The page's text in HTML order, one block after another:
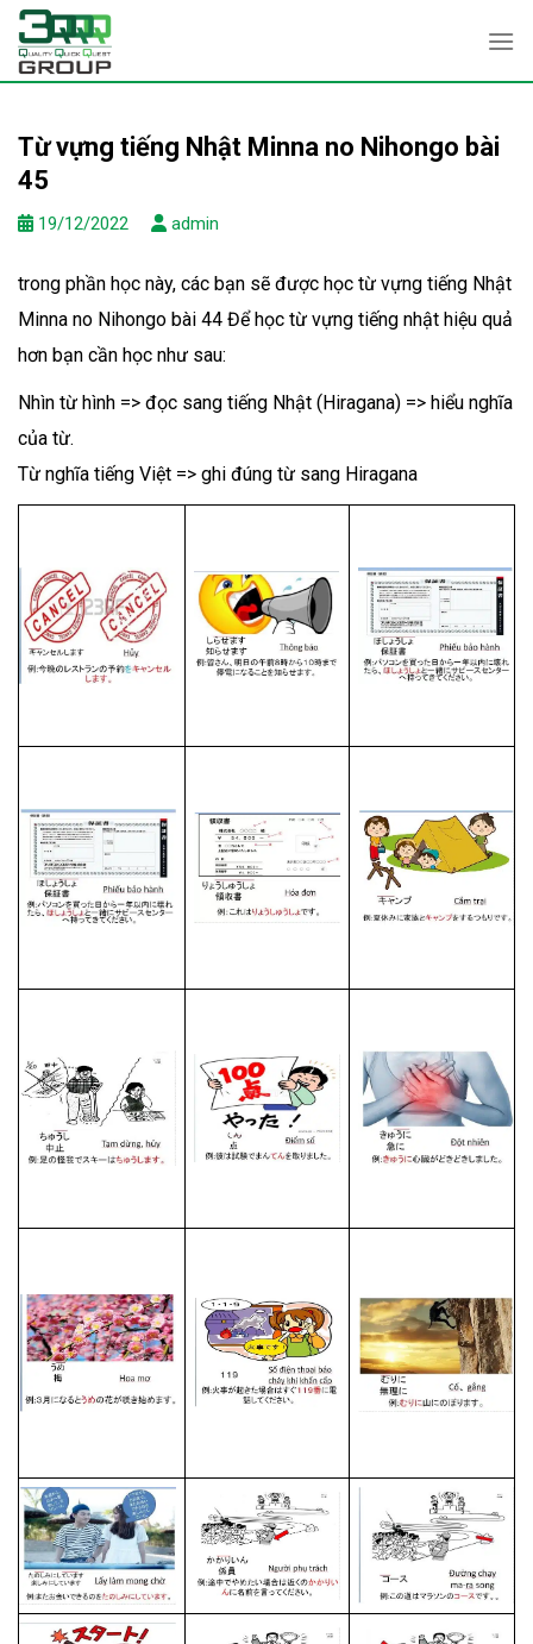
Skip
content
Từ vựng tiếng Nhật Minna no Nihongo bài
45
19/12/2022 admin
trong phần học này, các bạn sẽ được học từ vựng tiếng Nhật
Minna no Nihongo bài 44 Để học từ vựng tiếng nhật hiệu quả
hơn bạn cần học như sau:
Nhìn từ hình => đọc sang tiếng Nhật (Hiragana) => hiểu nghĩa
của từ.
Từ nghĩa tiếng Việt => ghi đúng từ sang Hiragana